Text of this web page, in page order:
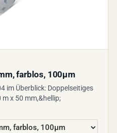
farblos, 100µm
im Überblick: Doppelseitiges
x 50 mm,&hellip;